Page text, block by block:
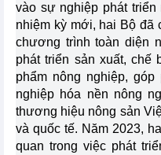
vào sự nghiệp phát triển
nhiệm kỳ mới, hai Bộ đã
chương trình toàn diện
phát triển sản xuất, chế
phẩm nông nghiệp,
nghiệp hóa nền nông
thương hiệu nông sản
và quốc tế. Năm 2023,
quan trong việc phát